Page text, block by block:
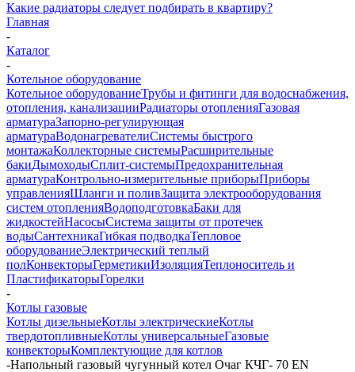
Какие радиаторы следует подбирать в квартиру?
Главная
-
Каталог
-
Котельное оборудование
Котельное оборудованиеТрубы и фитинги для водоснабжения,
отопления, канализацииРадиаторы отопленияГазовая
арматураЗапорно-регулирующая
арматураВодонагревателиСистемы быстрого
монтажаКоллекторные системыРасширительные
бакиДымоходыСплит-системыПредохранительная
арматураКонтрольно-измерительные приборыПриборы
управленияШланги и поливЗащита электрооборудования
систем отопленияВодоподготовкаБаки для
жидкостейНасосыСистема защиты от протечек
водыСантехникаГибкая подводкаТепловое
оборудованиеЭлектрический теплый
полКонвекторыГерметикиИзоляцияТеплоноситель и
ПластификаторыГорелки
-
Котлы газовые
Котлы дизельныеКотлы электрическиеКотлы
твердотопливныеКотлы универсальныеГазовые
конвекторыКомплектующие для котлов
-Напольный газовый чугунный котел Очаг КЧГ- 70 EN